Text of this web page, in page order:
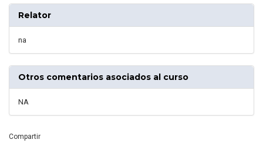
Relator
na
Otros comentarios asociados al curso
NA
Compartir